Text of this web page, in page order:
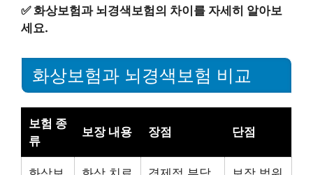
✅화상보험과 뇌경색보험의 차이를 자세히 알아보
세요.
화상보험과 뇌경색보험 비교
보험 종
류
보장 내용 장점 단점